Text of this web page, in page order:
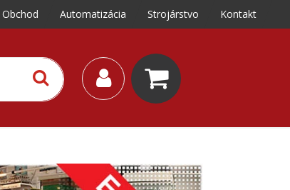
Obchod Automatizácia Strojárstvo Kontakt